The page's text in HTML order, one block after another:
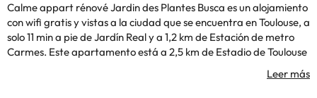
Calme appart rénové Jardin des Plantes Busca es un alojamiento
con wifi gratis y vistas a la ciudad que se encuentra en Toulouse, a
solo 11 min a pie de Jardín Real y a 1,2 km de Estación de metro
Carmes. Este apartamento está a 2,5 km de Estadio de Toulouse
dormitorios, TV de pantalla plana con canales por cable, una